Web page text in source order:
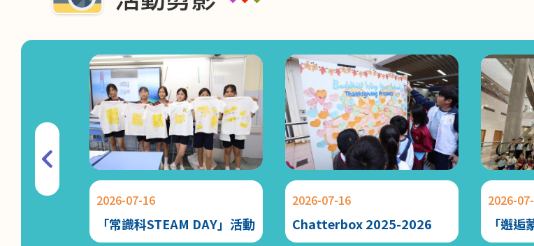
2026-07-16
「常識科STEAM DAY」活動
2026-07-16
Chatterbox 2025-2026
2026-
「邂